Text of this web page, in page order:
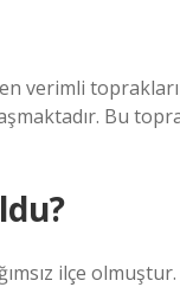
verimli
Bu
ilçe olmuştur.